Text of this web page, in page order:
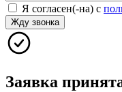
Я согласен(-на) с
Жду звонка
Заявка